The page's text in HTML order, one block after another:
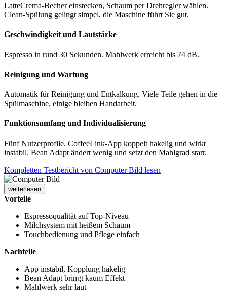
LatteCrema-Becher einstecken, Schaum per Drehregler wählen.
Clean-Spülung gelingt simpel, die Maschine führt Sie gut.
Geschwindigkeit und Lautstärke
Espresso in rund 30 Sekunden. Mahlwerk erreicht bis 74 dB.
Reinigung und Wartung
Automatik für Reinigung und Entkalkung. Viele Teile gehen in die
Spülmaschine, einige bleiben Handarbeit.
Funktionsumfang und Individualisierung
Fünf Nutzerprofile. CoffeeLink-App koppelt hakelig und wirkt
instabil. Bean Adapt ändert wenig und setzt den Mahlgrad starr.
Kompletten Testbericht von Computer Bild lesen
weiterlesen
Vorteile
Espressoqualität auf Top-Niveau
Milchsystem mit heißem Schaum
Touchbedienung und Pflege einfach
Nachteile
App instabil, Kopplung hakelig
Bean Adapt bringt kaum Effekt
Mahlwerk sehr laut